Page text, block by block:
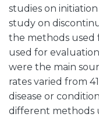
studies on
study on
the methods used
used for
were the main
rates varied from
disease or
different methods